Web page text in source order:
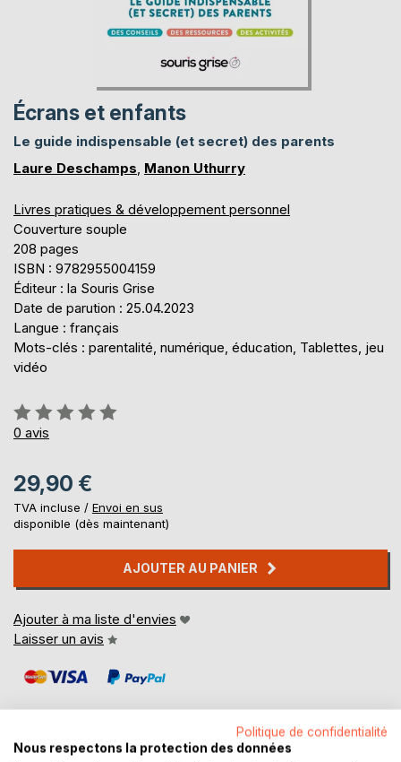
Écrans et enfants
Le guide indispensable (et secret) des parents
Laure Deschamps, Manon Uthurry
Livres pratiques & développement personnel
Couverture souple
208 pages
ISBN : 9782955004159
Éditeur : la Souris Grise
Date de parution : 25.04.2023
Langue : français
Mots-clés : parentalité, numérique, éducation, Tablettes, jeu
vidéo
Évaluation:
0%
0 avis
29,90 €
TVA incluse / Envoi en sus
disponible (dès maintenant)
AJOUTER AU PANIER
Ajouter à ma liste d'envies
Laisser un avis
Politique de confidentialité
Nous respectons la protection des données